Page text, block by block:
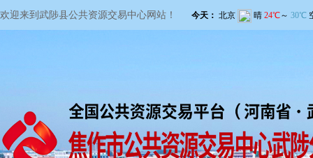
欢迎来到武陟县公共资源交易中心网站！